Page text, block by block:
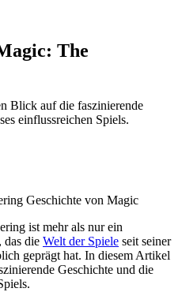
The
Blick auf die faszinierende
einflussreichen Spiels.
ist mehr als nur ein
das die Welt der Spiele seit seiner
geprägt hat. In diesem Artikel
Geschichte und die